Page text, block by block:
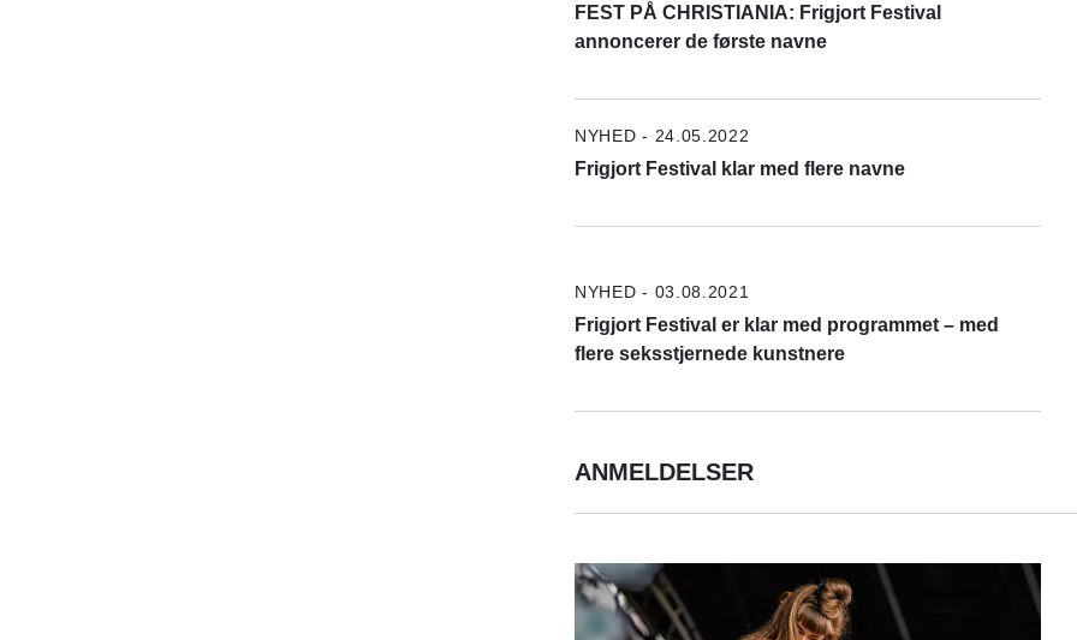
FEST PÅ CHRISTIANIA: Frigjort Festival
annoncerer de første navne
NYHED - 24.05.2022
Frigjort Festival klar med flere navne
NYHED - 03.08.2021
Frigjort Festival er klar med programmet – med
flere seksstjernede kunstnere
ANMELDELSER